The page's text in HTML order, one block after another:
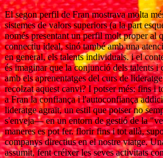
El segon perfil de Fran mostrava molta
sistemes de valors superiors (a la part
només presentant un perfil molt proper al
connectiu ideal, sinó també amb una
en general, els talents individuals. i el
és imaginar que la conjunció dels talents i
amb els aprenentatges del curs de
recolzat aquest canvi? I potser més: fins i
a Fran la confiança i l'autoconfiança
lideratge agraït, un estil que potser no
s'enveja— en un entorn de gestió de la
maneres es pot fer. florir fins i tot allà,
companys directius en el nostre viatge.
assumit, fent créixer les seves activitats